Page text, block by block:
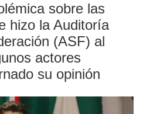
sobre las
hizo la Auditoría
(ASF) al
actores
su opinión